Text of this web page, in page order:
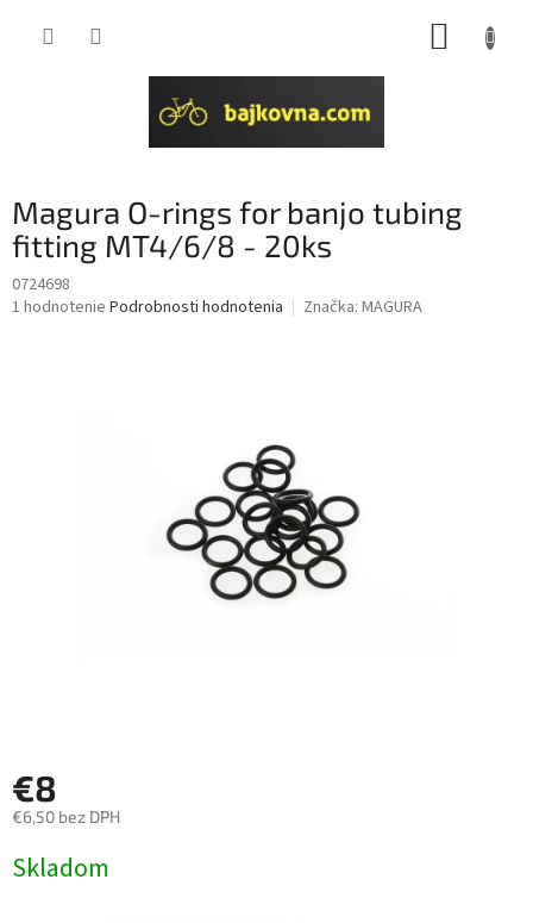
Magura O-rings for banjo tubing
fitting MT4/6/8 - 20ks
0724698
Priemerné
1 hodnotenie Podrobnosti hodnotenia Značka: MAGURA
€8
€6,50 bez DPH
cena:
Skladom